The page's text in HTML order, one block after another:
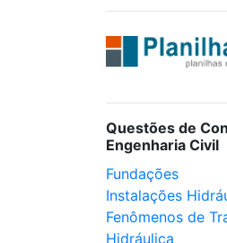
Questões de
Engenharia Civil
Fundações
Instalações
Fenômenos de
Hidráulica